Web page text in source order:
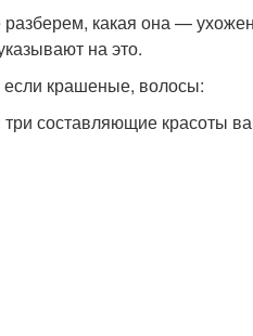
какая она —
на это.
если крашеные, волосы:
три составляющие красоты